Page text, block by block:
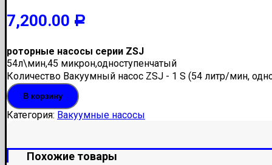
7,200.00 Р
роторные насосы серии ZSJ
54л\мин,45 микрон,одноступенчатый
Количество Вакуумный насос ZSJ - 1 S (54 литр/мин,
В корзину
Категория: Вакуумные насосы
Похожие товары